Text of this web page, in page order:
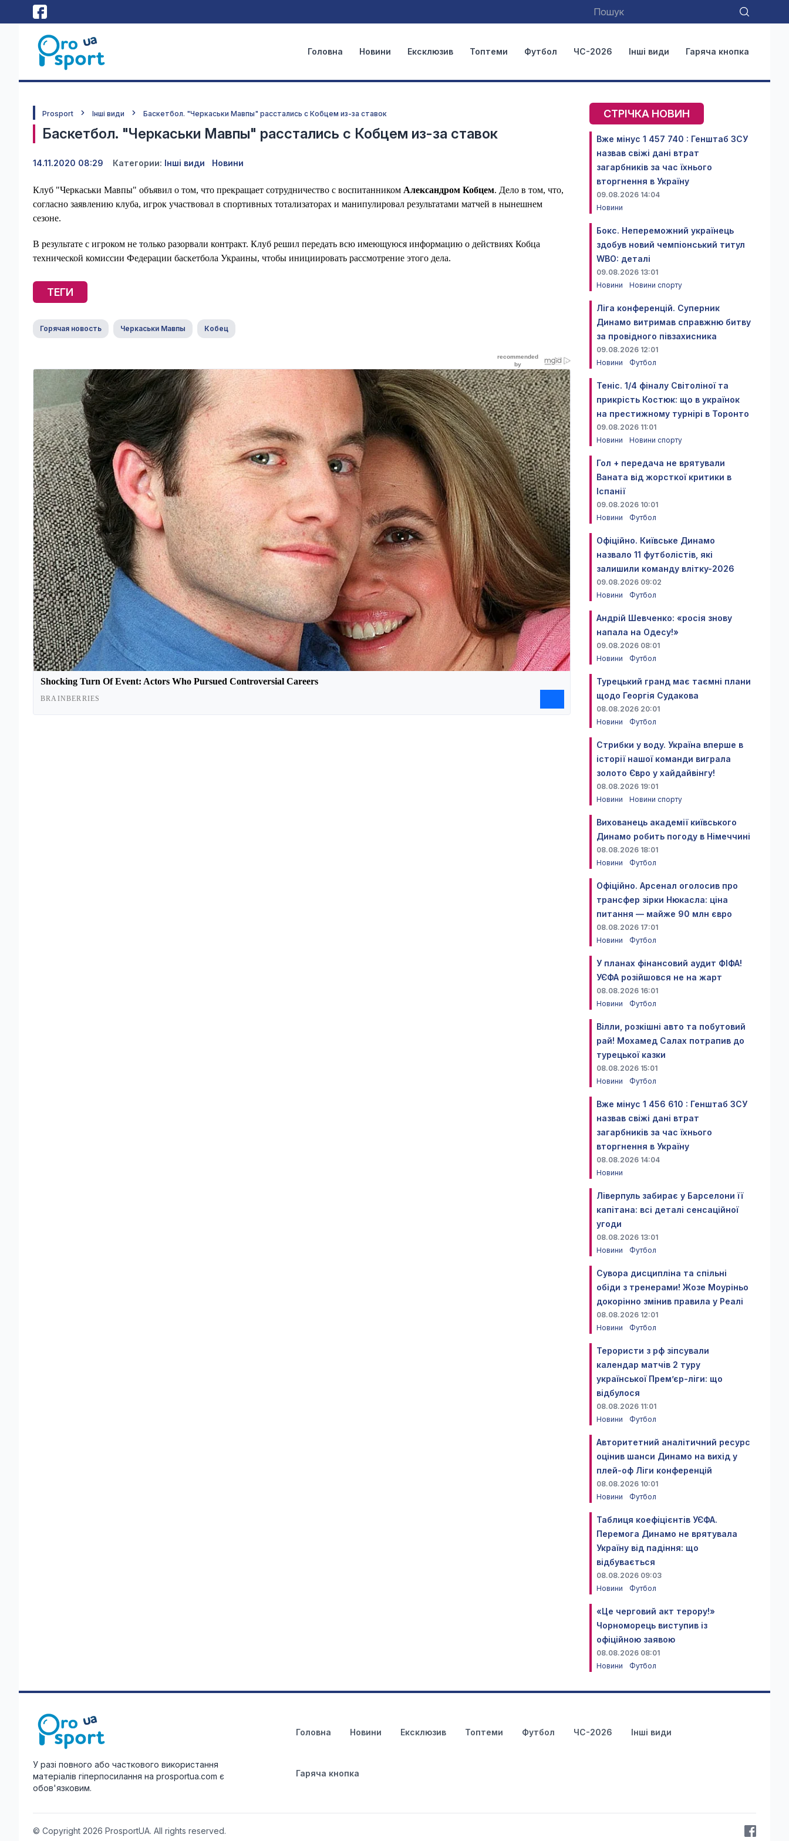
Головна Новини Ексклюзив Топтеми Футбол ЧС-2026 Інші види Гаряча кнопка
Prosport Інші види Баскетбол. "Черкаськи Мавпы" расстались с Кобцем из-за ставок
Баскетбол. "Черкаськи Мавпы" расстались с Кобцем из-за ставок
14.11.2020 08:29 Категории: Інші види Новини
Клуб "Черкаськи Мавпы" объявил о том, что прекращает сотрудничество с воспитанником Александром Кобцем. Дело в том, что,
согласно заявлению клуба, игрок участвовал в спортивных тотализаторах и манипулировал результатами матчей в нынешнем
сезоне.
В результате с игроком не только разорвали контракт. Клуб решил передать всю имеющуюся информацию о действиях Кобца
технической комиссии Федерации баскетбола Украины, чтобы инициировать рассмотрение этого дела.
ТЕГИ
Горячая новость Черкаськи Мавпы Кобец
СТРІЧКА НОВИН
Вже мінус 1 457 740 : Генштаб ЗСУ
назвав свіжі дані втрат
загарбників за час їхнього
вторгнення в Україну
09.08.2026 14:04
Новини
Бокс. Непереможний українець
здобув новий чемпіонський титул
WBO: деталі
09.08.2026 13:01
Новини
Новини спорту
Ліга конференцій. Суперник
Динамо витримав справжню битву
за провідного півзахисника
09.08.2026 12:01
Новини
Футбол
Теніс. 1/4 фіналу Світоліної та
прикрість Костюк: що в українок
на престижному турнірі в Торонто
09.08.2026 11:01
Новини
Новини спорту
Гол + передача не врятували
Ваната від жорсткої критики в
Іспанії
09.08.2026 10:01
Новини
Футбол
Офіційно. Київське Динамо
назвало 11 футболістів, які
залишили команду влітку-2026
09.08.2026 09:02
Новини
Футбол
Андрій Шевченко: «росія знову
напала на Одесу!»
09.08.2026 08:01
Новини
Футбол
Турецький гранд має таємні плани
щодо Георгія Судакова
08.08.2026 20:01
Новини
Футбол
Стрибки у воду. Україна вперше в
історії нашої команди виграла
золото Євро у хайдайвінгу!
08.08.2026 19:01
Новини
Новини спорту
Вихованець академії київського
Динамо робить погоду в Німеччині
08.08.2026 18:01
Новини
Футбол
Офіційно. Арсенал оголосив про
трансфер зірки Нюкасла: ціна
питання — майже 90 млн євро
08.08.2026 17:01
Новини
Футбол
У планах фінансовий аудит ФІФА!
УЄФА розійшовся не на жарт
08.08.2026 16:01
Новини
Футбол
Вілли, розкішні авто та побутовий
рай! Мохамед Салах потрапив до
турецької казки
08.08.2026 15:01
Новини
Футбол
Вже мінус 1 456 610 : Генштаб ЗСУ
назвав свіжі дані втрат
загарбників за час їхнього
вторгнення в Україну
08.08.2026 14:04
Новини
Ліверпуль забирає у Барселони її
капітана: всі деталі сенсаційної
угоди
08.08.2026 13:01
Новини
Футбол
Сувора дисципліна та спільні
обіди з тренерами! Жозе Моуріньо
докорінно змінив правила у Реалі
08.08.2026 12:01
Новини
Футбол
Терористи з рф зіпсували
календар матчів 2 туру
української Прем’єр-ліги: що
відбулося
08.08.2026 11:01
Новини
Футбол
Авторитетний аналітичний ресурс
оцінив шанси Динамо на вихід у
плей-оф Ліги конференцій
08.08.2026 10:01
Новини
Футбол
Таблиця коефіцієнтів УЄФА.
Перемога Динамо не врятувала
Україну від падіння: що
відбувається
08.08.2026 09:03
Новини
Футбол
«Це черговий акт терору!»
Чорноморець виступив із
офіційною заявою
08.08.2026 08:01
Новини
Футбол
У разі повного або часткового використання
матеріалів гіперпосилання на prosportua.com є
обов'язковим.
Головна Новини Ексклюзив Топтеми Футбол ЧС-2026 Інші види
Гаряча кнопка
© Copyright 2026 ProsportUA. All rights reserved.